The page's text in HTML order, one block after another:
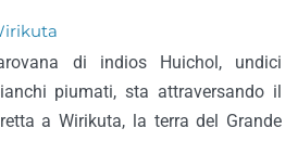
di indios Huichol, undici
piumati, sta attraversando il
a Wirikuta, la terra del Grande